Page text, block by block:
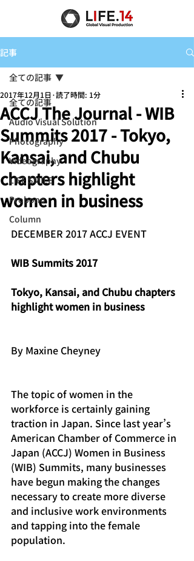
記事
全ての記事
Audio Visual Solution
Photography
Videography
LIFE SMILE
Probono
Column
全ての記事
ACCJ The Journal - WIB
Summits 2017 - Tokyo,
Kansai, and Chubu
chapters highlight
women in business
2017年12月1日 読了時間: 1分
DECEMBER 2017 ACCJ EVENT
WIB Summits 2017
Tokyo, Kansai, and Chubu chapters
highlight women in business
By Maxine Cheyney
The topic of women in the
workforce is certainly gaining
traction in Japan. Since last year’s
American Chamber of Commerce in
Japan (ACCJ) Women in Business
(WIB) Summits, many businesses
have begun making the changes
necessary to create more diverse
and inclusive work environments
and tapping into the female
population.